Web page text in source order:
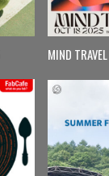
MIND TRAVEL